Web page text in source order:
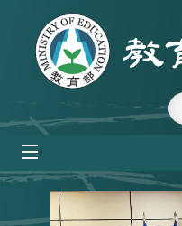
跳到主要內容區塊
:::